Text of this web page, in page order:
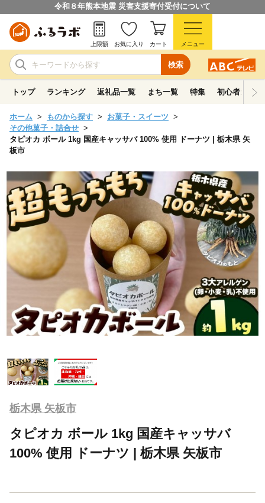
令和８年熊本地震 災害支援寄付受付について
検索
上限額 お気に入り カート メニュー
トップ ランキング 返礼品一覧 まち一覧 特集 初心者ガイド
ホーム ものから探す
お菓子・スイーツ
その他菓子・詰合せ
タピオカ ボール 1kg 国産キャッサバ 100% 使用 ドーナツ | 栃木県 矢
板市
栃木県 矢板市
タピオカ ボール 1kg 国産キャッサバ
100% 使用 ドーナツ | 栃木県 矢板市